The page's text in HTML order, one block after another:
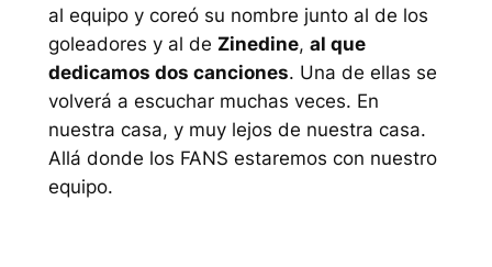
al equipo y coreó su nombre junto al de los
goleadores y al de Zinedine, al que
dedicamos dos canciones. Una de ellas se
volverá a escuchar muchas veces. En
nuestra casa, y muy lejos de nuestra casa.
Allá donde los FANS estaremos con nuestro
equipo.